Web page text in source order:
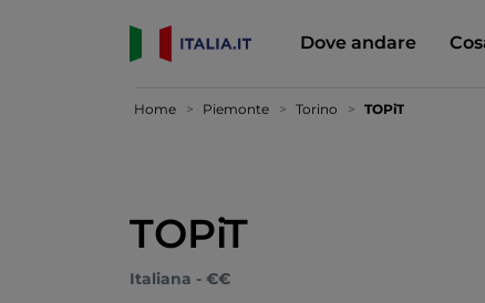
Dove andare
Home Piemonte Torino TOPiT
TOPiT
Italiana - €€